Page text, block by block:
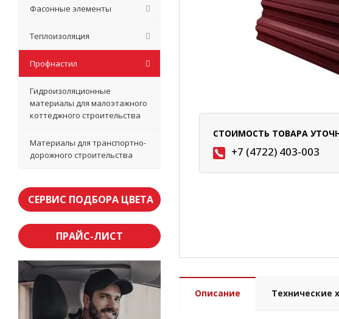
СТОИМОСТЬ ТОВАРА
+7 (4722) 403-003
Описание Технические
Фасонные элементы
Теплоизоляция
Профнастил
Гидроизоляционные
материалы для малоэтажного
коттеджного строительства
Материалы для транспортно-
дорожного строительства
СЕРВИС ПОДБОРА ЦВЕТА
ПРАЙС-ЛИСТ